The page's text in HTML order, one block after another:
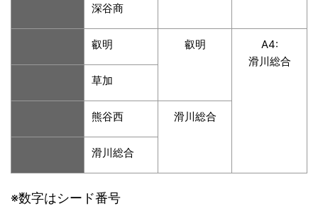
深谷商
叡明 叡明
A4:
滑川総合
草加
熊谷西 滑川総合
滑川総合
※数字はシード番号